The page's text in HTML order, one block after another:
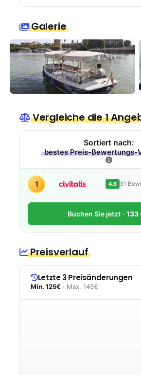
Galerie
Vergleiche die 1
Sortiert nach:
bestes Preis-Bewertungs-
1 4.6 31
Buchen Sie jetzt 133
Preisverlauf
Letzte 3 Preisänderungen
Min. 125€ · Max. 145€